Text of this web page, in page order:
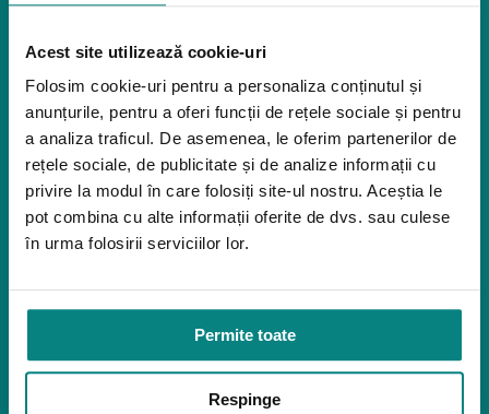
Acest site utilizează cookie-uri
Folosim cookie-uri pentru a personaliza conținutul și
anunțurile, pentru a oferi funcții de rețele sociale și pentru
a analiza traficul. De asemenea, le oferim partenerilor de
rețele sociale, de publicitate și de analize informații cu
privire la modul în care folosiți site-ul nostru. Aceștia le
pot combina cu alte informații oferite de dvs. sau culese
în urma folosirii serviciilor lor.
Permite toate
Respinge
Dispozitive pentru urcarea scărilor
Bare de prindere și mânere de baie
Închiriere platforme șenilate
Închiriere rampe acces
Produse pentru adulţi
Apnee în somn
Orteze
Link-uri utile